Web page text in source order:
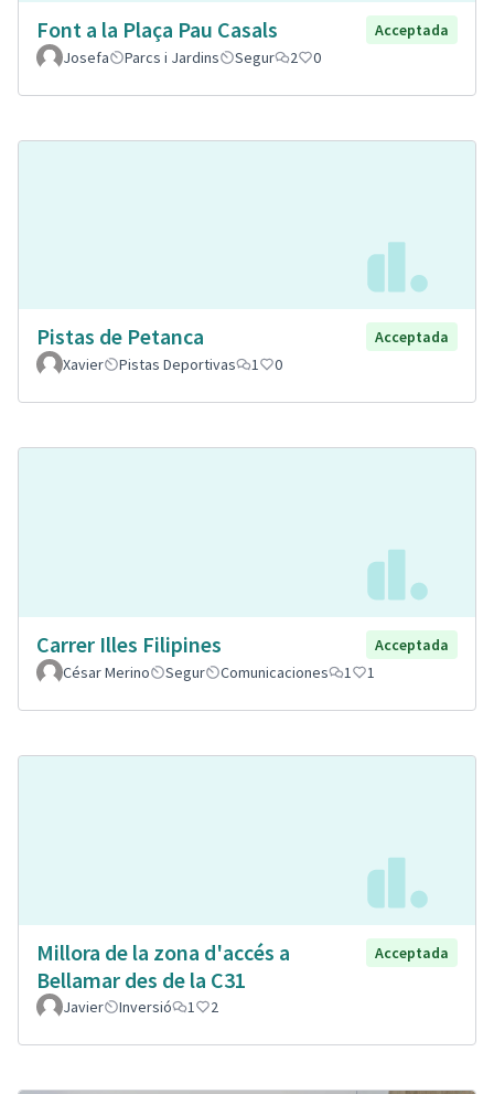
Font a la Plaça Pau Casals
Acceptada
Josefa
Parcs i Jardins Segur 2 0
Pistas de Petanca
Acceptada
Xavier
Pistas Deportivas 1 0
Carrer Illes Filipines
Acceptada
César Merino
Segur Comunicaciones 1 1
Millora de la zona d'accés a
Bellamar des de la C31
Acceptada
Javier Inversió 1 2